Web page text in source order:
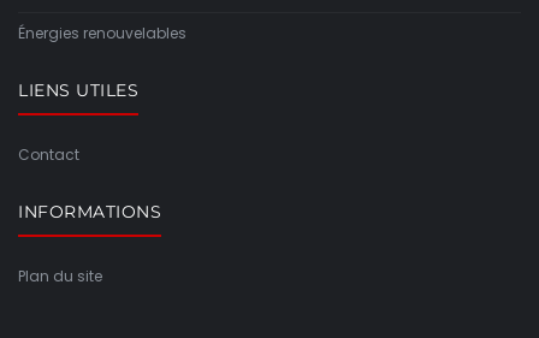
Énergies renouvelables
LIENS UTILES
Contact
INFORMATIONS
Plan du site